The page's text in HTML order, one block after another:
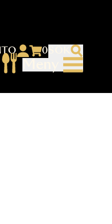
MITT KONTO
& dryck